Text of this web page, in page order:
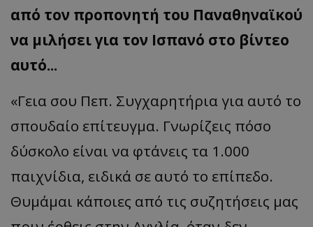
από τον προπονητή του Παναθηναϊκού
να μιλήσει για τον Ισπανό στο βίντεο
αυτό...
«Γεια σου Πεπ. Συγχαρητήρια για αυτό το
σπουδαίο επίτευγμα. Γνωρίζεις πόσο
δύσκολο είναι να φτάνεις τα 1.000
παιχνίδια, ειδικά σε αυτό το επίπεδο.
Θυμάμαι κάποιες από τις συζητήσεις μας